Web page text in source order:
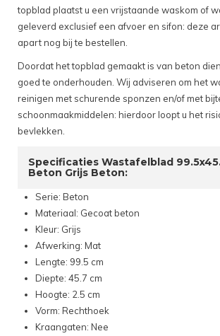
topblad plaatst u een vrijstaande waskom of
geleverd exclusief een afvoer en sifon: deze
apart nog bij te bestellen.
Doordat het topblad gemaakt is van beton
goed te onderhouden. Wij adviseren om het
reinigen met schurende sponzen en/of met
schoonmaakmiddelen: hierdoor loopt u het
bevlekken.
Specificaties Wastafelblad
Beton Grijs Beton:
Serie: Beton
Materiaal: Gecoat beton
Kleur: Grijs
Afwerking: Mat
Lengte: 99.5 cm
Diepte: 45.7 cm
Hoogte: 2.5 cm
Vorm: Rechthoek
Kraangaten: Nee